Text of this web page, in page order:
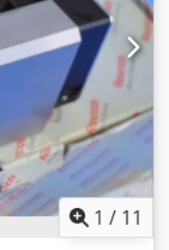
1 / 11